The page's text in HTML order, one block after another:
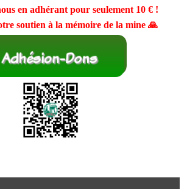
en adhérant pour seulement 10 €!
soutien à la mémoire de la mine 🙏